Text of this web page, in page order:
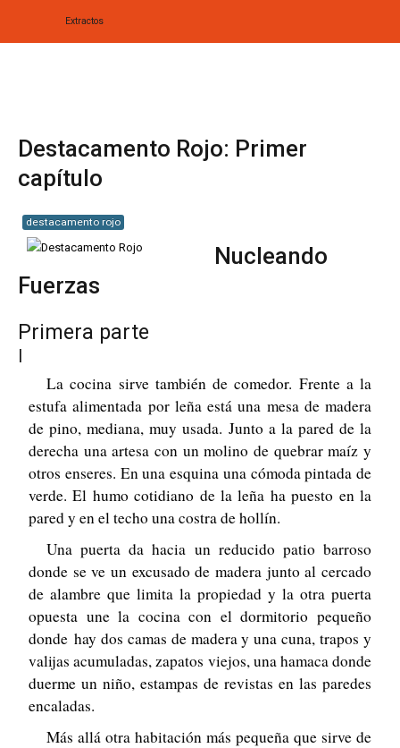
Multimedia
Editorial
Radionovela
Extractos
Destacamento Rojo: Primer
capítulo
destacamento rojo
Nucleando
Fuerzas
Primera parte
La cocina sirve también de comedor. Frente a la
estufa alimentada por leña está una mesa de madera
de pino, mediana, muy usada. Junto a la pared de la
derecha una artesa con un molino de quebrar maíz y
otros enseres. En una esquina una cómoda pintada de
verde. El humo cotidiano de la leña ha puesto en la
pared y en el techo una costra de hollín.
Una puerta da hacia un reducido patio barroso
donde se ve un excusado de madera junto al cercado
de alambre que limita la propiedad y la otra puerta
opuesta une la cocina con el dormitorio pequeño
donde hay dos camas de madera y una cuna, trapos y
valijas acumuladas, zapatos viejos, una hamaca donde
duerme un niño, estampas de revistas en las paredes
encaladas.
Más allá otra habitación más pequeña que sirve de